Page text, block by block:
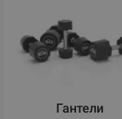
Гантели